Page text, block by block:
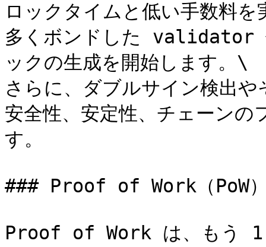
ロックタイムと低い手数料
多くボンドした
ックの生成を開始します。\
さらに、ダブルサイン検出
安全性、安定性、チェーン
す。
### Proof of Work（PoW
Proof of Work は、もう 1